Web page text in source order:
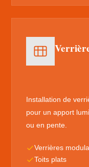
Installation de
pour un apport
ou en pente.
Verrières
Toits plats